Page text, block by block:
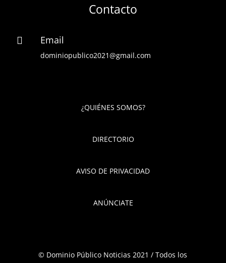
Contacto
 Email
dominiopublico2021@gmail.com
¿QUIÉNES SOMOS?
DIRECTORIO
AVISO DE PRIVACIDAD
ANÚNCIATE
© Dominio Público Noticias 2021 / Todos los